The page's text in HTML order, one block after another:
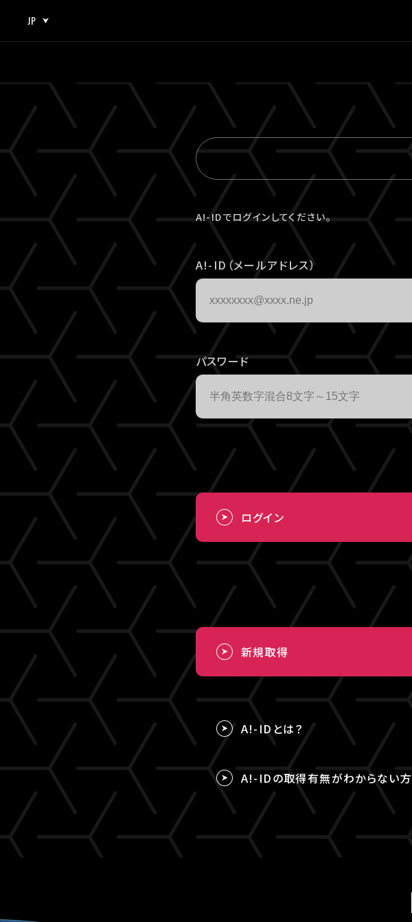
JP
EN
A!-IDでログインしてください。
A!-ID（メールアドレス）
パスワード
ログイン
新規取得
A!-IDとは？
A!-IDの取得有無がわからない方